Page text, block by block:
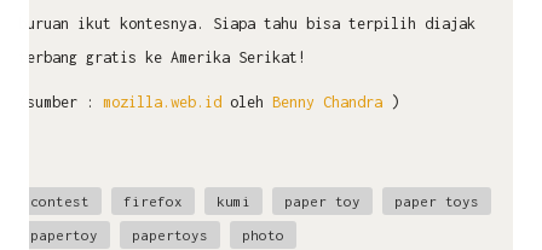
buruan ikut kontesnya. Siapa tahu bisa terpilih diajak
terbang gratis ke Amerika Serikat!
(sumber : mozilla.web.id oleh Benny Chandra )
contest firefox kumi paper toy paper toys
papertoy papertoys photo